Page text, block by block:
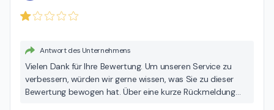
Antwort des Unternehmens
Vielen Dank für Ihre Bewertung. Um unseren Service zu
verbessern, würden wir gerne wissen, was Sie zu dieser
Bewertung bewogen hat. Über eine kurze Rückmeldung